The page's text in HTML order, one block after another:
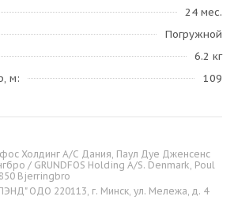
24 мес.
Погружной
6.2 кг
м
109
Холдинг А/С Дания, Паул Дуе Дженсенс
/ GRUNDFOS Holding A/S. Denmark, Poul
Bjerringbro
ОДО 220113, г. Минск, ул. Мележа, д. 4